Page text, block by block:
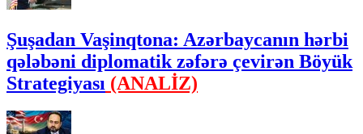
Şuşadan Vaşinqtona: Azərbaycanın hərbi
qələbəni diplomatik zəfərə çevirən Böyük
Strategiyası (ANALİZ)